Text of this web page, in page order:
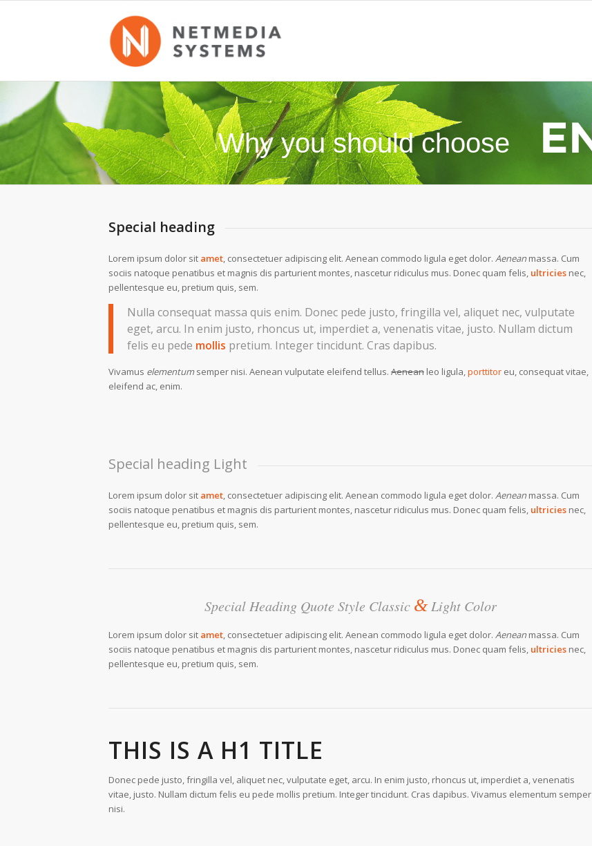
Why you should choose
Special heading
Lorem ipsum dolor sit amet, consectetuer adipiscing elit. Aenean commodo ligula eget dolor. Aenean massa. Cum
sociis natoque penatibus et magnis dis parturient montes, nascetur ridiculus mus. Donec quam felis, ultricies nec,
pellentesque eu, pretium quis, sem.
Nulla consequat massa quis enim. Donec pede justo, fringilla vel, aliquet nec, vulputate
eget, arcu. In enim justo, rhoncus ut, imperdiet a, venenatis vitae, justo. Nullam dictum
felis eu pede mollis pretium. Integer tincidunt. Cras dapibus.
Vivamus elementumsemper nisi. Aenean vulputate eleifend tellus. Aenean leo ligula,porttitor eu, consequat vitae,
eleifend ac, enim.
Special heading Light
Lorem ipsum dolor sit amet, consectetuer adipiscing elit. Aenean commodo ligula eget dolor. Aenean massa. Cum
sociis natoque penatibus et magnis dis parturient montes, nascetur ridiculus mus. Donec quam felis, ultricies nec,
pellentesque eu, pretium quis, sem.
Special Heading Quote Style Classic &Light Color
Lorem ipsum dolor sit amet, consectetuer adipiscing elit. Aenean commodo ligula eget dolor. Aenean massa. Cum
sociis natoque penatibus et magnis dis parturient montes, nascetur ridiculus mus. Donec quam felis, ultricies nec,
pellentesque eu, pretium quis, sem.
THIS IS A H1 TITLE
Donec pede justo, fringilla vel, aliquet nec, vulputate eget, arcu. In enim justo, rhoncus ut, imperdiet a, venenatis
vitae, justo. Nullam dictum felis eu pede mollis pretium. Integer tincidunt. Cras dapibus. Vivamus elementum semper
nisi.